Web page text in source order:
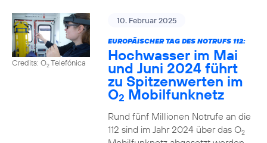
Credits: O2Telefónica
10. Februar 2025
EUROPÄISCHER TAG DES NOTRUFS 112:
Hochwasser im Mai
und Juni 2024 führt
zu Spitzenwerten im
O2 Mobilfunknetz
Rund fünf Millionen Notrufe an die
112 sind im Jahr 2024 über das O2